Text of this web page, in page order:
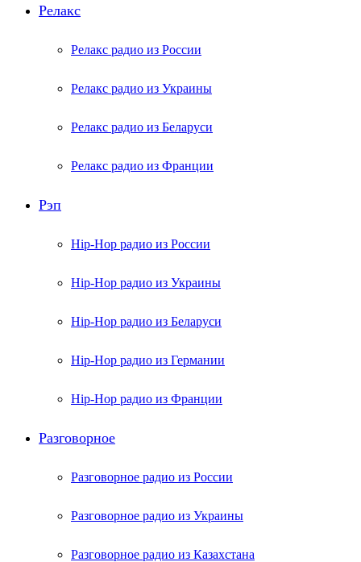
Релакс
Релакс радио из России
Релакс радио из Украины
Релакс радио из Беларуси
Релакс радио из Франции
Рэп
Hip-Hop радио из России
Hip-Hop радио из Украины
Hip-Hop радио из Беларуси
Hip-Hop радио из Германии
Hip-Hop радио из Франции
Разговорное
Разговорное радио из России
Разговорное радио из Украины
Разговорное радио из Казахстана